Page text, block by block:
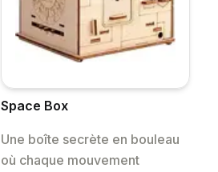
Space Box
Une boîte secrète en bouleau
où chaque mouvement